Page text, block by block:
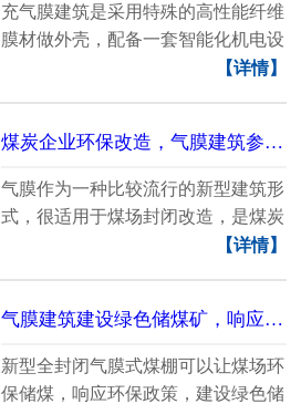
充气膜建筑是采用特殊的高性能纤维
膜材做外壳，配备一套智能化机电设
【详情】
煤炭企业环保改造，气膜建筑参与其中
气膜作为一种比较流行的新型建筑形
式，很适用于煤场封闭改造，是煤炭
【详情】
气膜建筑建设绿色储煤矿，响应环保政策
新型全封闭气膜式煤棚可以让煤场环
保储煤，响应环保政策，建设绿色储